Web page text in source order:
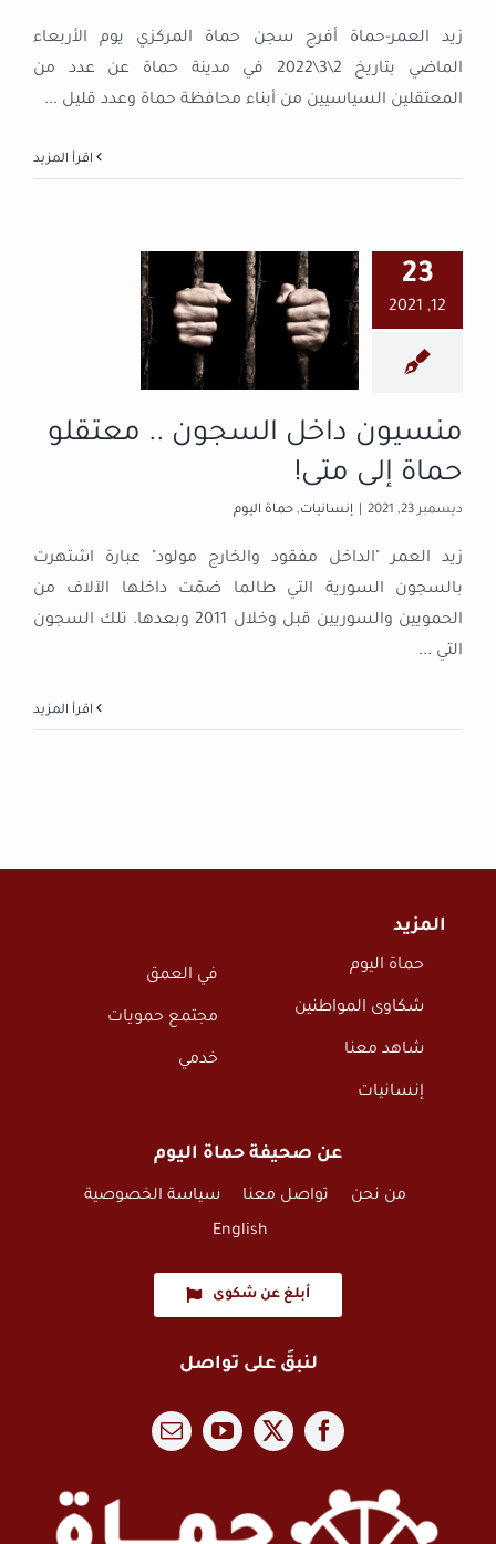
زيد العمر-حماة أفرج سجن حماة المركزي يوم الأربعاء
الماضي بتاريخ 2\3\2022 في مدينة حماة عن عدد من
المعتقلين السياسيين من أبناء محافظة حماة وعدد قليل ...
23
12, 2021
منسيون داخل
السجون ..
معتقلو حماة
إلى متى!
إنسانيات
منسيون داخل السجون .. معتقلو
حماة إلى متى!
ديسمبر 23, 2021 إنسانيات, حماة اليوم
زيد العمر "الداخل مفقود والخارج مولود" عبارة اشتهرت
بالسجون السورية التي طالما ضمّت داخلها الآلاف من
الحمويين والسوريين قبل وخلال 2011 وبعدها. تلك السجون
التي ...
المزيد
حماة اليوم
شكاوى المواطنين
شاهد معنا
إنسانيات
في العمق
مجتمع حمويات
خدمي
عن صحيفة حماة اليوم
من نحن تواصل معنا
سياسة الخصوصية
English
أبلغ عن شكوى
لنبقَ على تواصل